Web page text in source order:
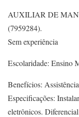
AUXILIAR DE
(7959284).
Sem experiência
Escolaridade: Ensino
Benefícios:
Especificações:
eletrônicos.